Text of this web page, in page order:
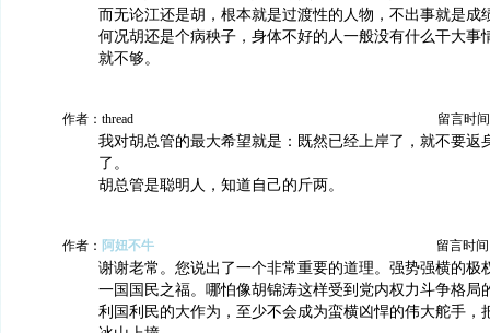
而无论江还是胡，根本就是过渡性的人物，不出事就是成
何况胡还是个病秧子，身体不好的人一般没有什么干大事
就不够。
作者：thread 留言时
我对胡总管的最大希望就是：既然已经上岸了，就不要返
了。
胡总管是聪明人，知道自己的斤两。
作者： 阿妞不牛 留言时间
谢谢老常。您说出了一个非常重要的道理。强势强横的极
一国国民之福。哪怕像胡锦涛这样受到党内权力斗争格局
利国利民的大作为，至少不会成为蛮横凶悍的伟大舵手，